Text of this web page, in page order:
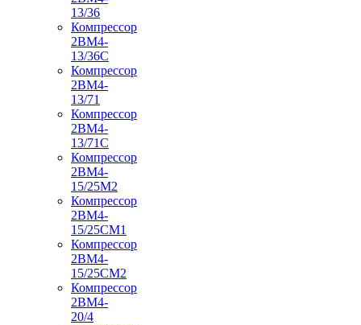
13/36
Компрессор
2ВМ4-
13/36С
Компрессор
2ВМ4-
13/71
Компрессор
2ВМ4-
13/71С
Компрессор
2ВМ4-
15/25М2
Компрессор
2ВМ4-
15/25СМ1
Компрессор
2ВМ4-
15/25СМ2
Компрессор
2ВМ4-
20/4